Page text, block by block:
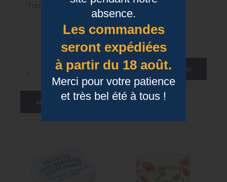
Trousse Pep’s - Super
23,90 €
AJOUTER AU PANIER
Bol Marraine
AJOUTER AU PANIER
absence.
Les commandes
seront expédiées
à partir du 18 août.
Merci pour votre patience
et très bel été à tous !